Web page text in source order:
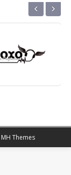
‹ ›
MH Themes